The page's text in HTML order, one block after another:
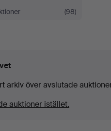
(98)
arkiv över avslutade
auktioner istället.